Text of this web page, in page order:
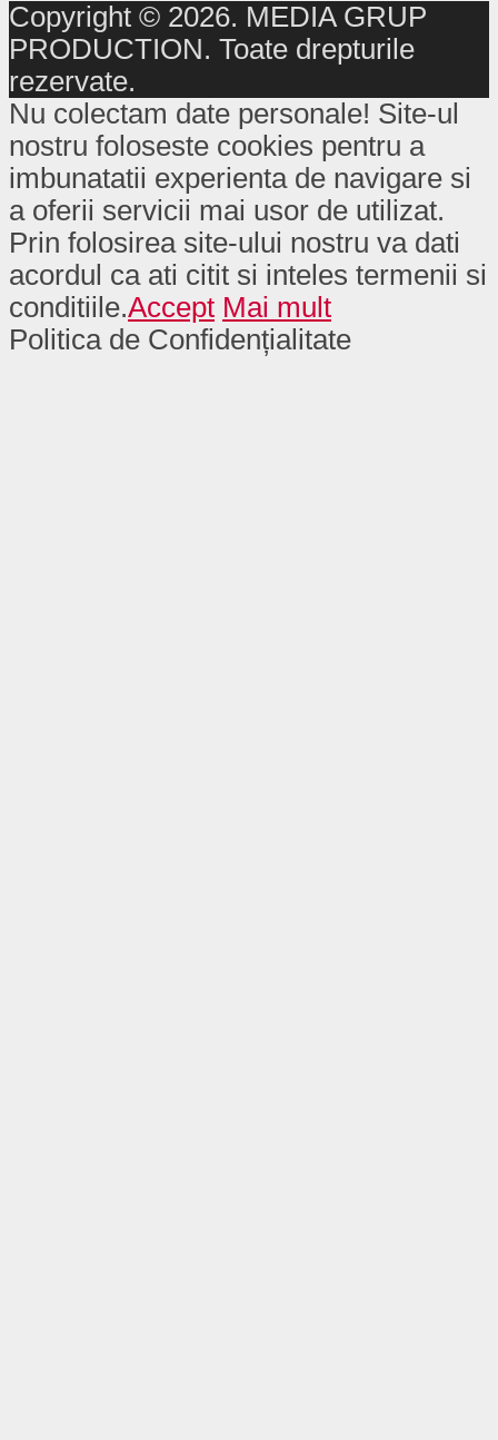
Copyright © 2026. MEDIA GRUP
PRODUCTION. Toate drepturile
rezervate.
Nu colectam date personale! Site-ul
nostru foloseste cookies pentru a
imbunatatii experienta de navigare si
a oferii servicii mai usor de utilizat.
Prin folosirea site-ului nostru va dati
acordul ca ati citit si inteles termenii si
conditiile.Accept Mai mult
Politica de Confidențialitate